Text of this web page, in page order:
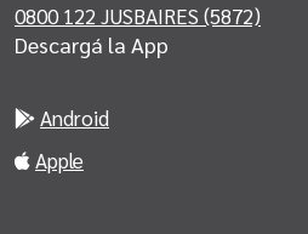
0800 122 JUSBAIRES (5872)
Descargá la App
Android
Apple